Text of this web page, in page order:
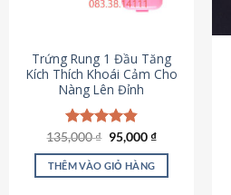
Trứng Rung 1 Đầu Tăng
Kích Thích Khoái Cảm Cho
Nàng Lên Đỉnh
Được xếp
hạng4.87
5 sao
135,000₫ Giá
gốc
là:
135,000 ₫.
95,000₫Giá
tại
THÊM VÀO GIỎ HÀNG